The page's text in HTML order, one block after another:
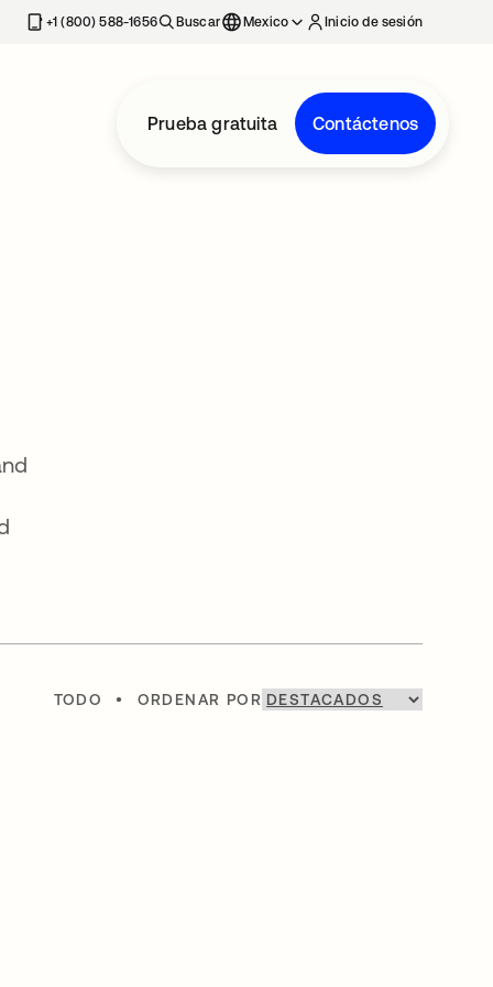
nueva
+1 (800) 588-1656 Buscar Mexico Inicio de sesión
Prueba gratuita Contáctenos
TODO • ORDENAR POR